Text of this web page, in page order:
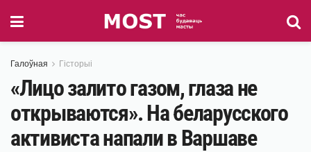
Галоўная Гісторыі
«Лицо залито газом, глаза не
открываются». На беларусского
активиста напали в Варшаве